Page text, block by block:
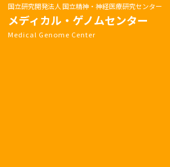
Shah S, Smuts I, Sznajer Y, Tasca
Tuite A, Van den Bergh P,
NC, Wanschitz JV, Wraige E,
国立研究開発法人 国立精神・神経医療研究センター
メディカル・ゲノムセンター
Medical Genome Center